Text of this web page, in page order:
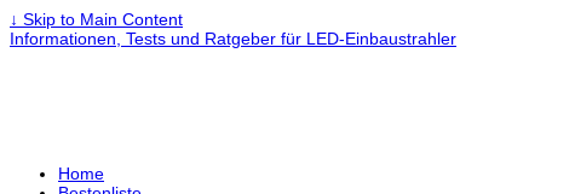
↓ Skip to Main Content
Informationen, Tests und Ratgeber für LED-Einbaustrahler
Home